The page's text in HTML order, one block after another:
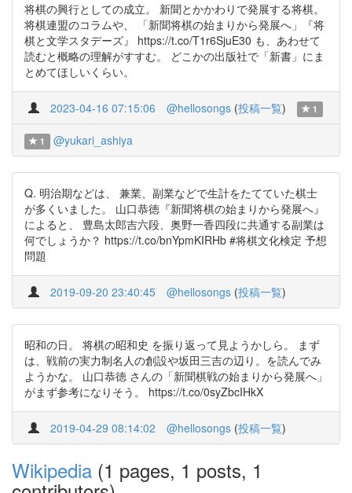
将棋の興行としての成立。 新聞とかかわりで発展する将棋。
将棋連盟のコラムや、 「新聞将棋の始まりから発展へ」『将
棋と文学スタデーズ』 https://t.co/T1r6SjuE30 も、あわせて
読むと概略の理解がすすむ。 どこかの出版社で「新書」にま
とめてほしいくらい。
2023-04-16 07:15:06 @hellosongs (投稿一覧) 1
1 @yukari_ashiya
Q. 明治期などは、 兼業、副業などで生計をたてていた棋士
が多くいました。 山口恭徳『新聞将棋の始まりから発展へ』
によると、 豊島太郎吉六段、奥野一香四段に共通する副業は
何でしょうか？ https://t.co/bnYpmKIRHb #将棋文化検定 予想
問題
2019-09-20 23:40:45 @hellosongs (投稿一覧)
昭和の日。 将棋の昭和史 を振り返って見ようかしら。 まず
は、戦前の実力制名人の創設や坂田三吉の辺り。を読んでみ
ようかな。 山口恭徳 さんの「新聞棋戦の始まりから発展へ」
がまず参考になりそう。 https://t.co/0syZbcIHkX
2019-04-29 08:14:02 @hellosongs (投稿一覧)
Wikipedia (1 pages, 1 posts, 1